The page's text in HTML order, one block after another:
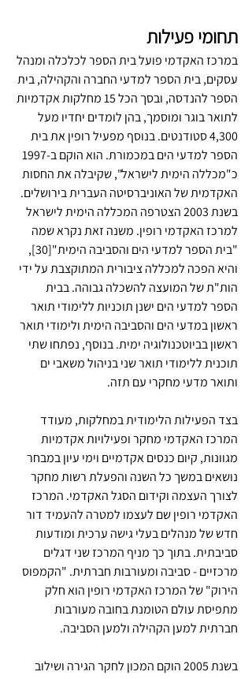
תחומי פעילות
במרכז האקדמי פועל בית הספר לכלכלה ומנהל
עסקים, בית הספר למדעי החברה והקהילה, בית
הספר להנדסה, ובסך הכל 15 מחלקות אקדמיות
לתואר בוגר ומוסמך, בהן לומדים יחדיו מעל
4,300 סטודנטים. בנוסף מפעיל רופין את בית
כ"מכללה הימית לישראל", שקיבלה את החסות
האקדמית של האוניברסיטה העברית בירושלים.
בשנת 2003 הצטרפה המכללה הימית לישראל
למרכז האקדמי רופין. משנה זאת נקרא שמה
"בית הספר למדעי הים והסביבה הימית"[30],
והיא הפכה למכללה ציבורית המתוקצבת על ידי
הות"ת של המועצה להשכלה גבוהה. בבית
הספר למדעי הים ישנן תוכניות ללימודי תואר
ראשון במדעי הים והסביבה הימית ולימודי תואר
ראשון בביוטכנולוגיה ימית. בנוסף, נפתחו שתי
תוכנית ללימודי תואר שני בניהול משאבי ים
ותואר מדעי מחקרי עם תזה.
בצד הפעילות הלימודית במחלקות, מעודד
המרכז האקדמי מחקר ופעילויות אקדמיות
מגוונות, קיום כנסים אקדמיים וימי עיון במבחר
נושאים במשך כל השנה והפעלת רשות מחקר
לצורך העצמה וקידום הסגל האקדמי. המרכז
האקדמי רופין שם לעצמו למטרה להעמיד דור
חדש של מנהלים בעלי גישה ערכית ומודעות
סביבתית. בתוך כך מניף המרכז שני דגלים
מרכזיים - סביבה ומעורבות חברתית. "הקמפוס
הירוק" של המרכז האקדמי רופין הוא חלק
מתפיסת עולם הטומנת בחובה מעורבות
חברתית למען הקהילה ולמען הסביבה.
בשנת 2005 הוקם המכון לחקר הגירה ושילוב